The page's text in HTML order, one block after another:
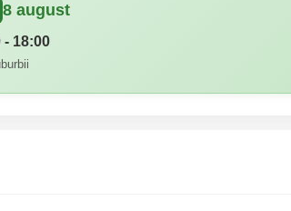
8 august
- 18:00